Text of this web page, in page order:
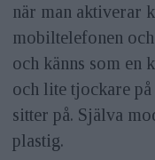
när man aktiverar
mobiltelefonen
och känns som en
och lite tjockare på
sitter på. Själva
plastig.